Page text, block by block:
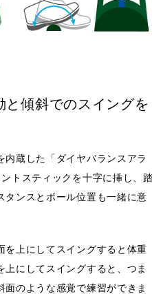
と傾斜でのスイングを
蔵した「ダイヤバランスアラ
トスティックを十字に挿し、踏
タンスとボール位置も一緒に意
を上にしてスイングすると体重
にしてスイングすると、つま
のような感覚で練習ができま